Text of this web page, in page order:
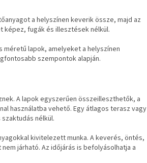
a helyszínen keverik össze, majd az
fugák és illesztések nélkül.
lapok, amelyeket a helyszínen
szempontok alapján.
A lapok egyszerűen összeilleszthetők, a
használatba vehető. Egy átlagos terasz vagy
nélkül.
kivitelezett munka. A keverés, öntés,
járható. Az időjárás is befolyásolhatja a